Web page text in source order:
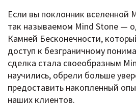
Если вы поклонник вселенной
так называемом Mind Stone —
Камней Бесконечности,
доступ к безграничному
сделка стала своеобразным
научились, обрели больше
предоставить накопленный
наших клиентов.